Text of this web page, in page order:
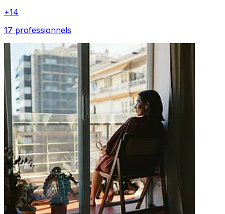
+14
17 professionnels